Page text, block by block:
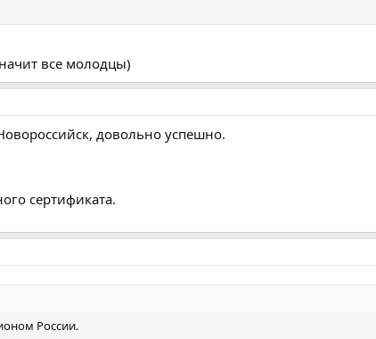
все молодцы)
довольно успешно.
сертификата.
России.